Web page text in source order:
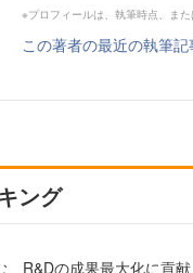
※プロフィールは、執筆時点、ま
この著者の最近の執筆記
ング
、R&Dの成果最大化に貢献